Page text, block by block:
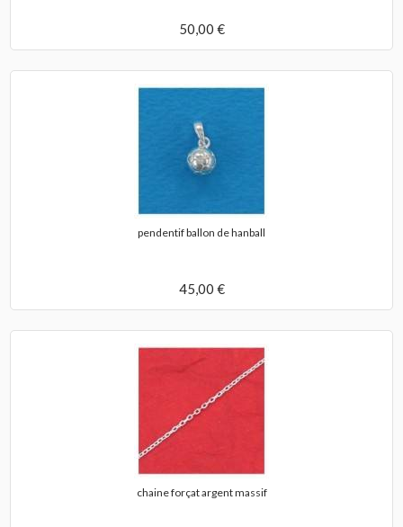
50,00 €
pendentif ballon de hanball
45,00 €
chaine forçat argent massif